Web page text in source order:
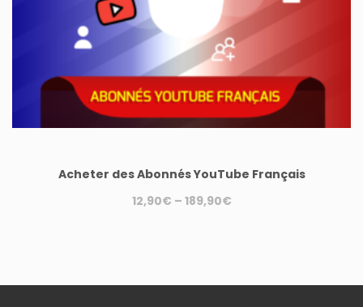
Acheter des Abonnés YouTube Français
12,90€ – 189,90€